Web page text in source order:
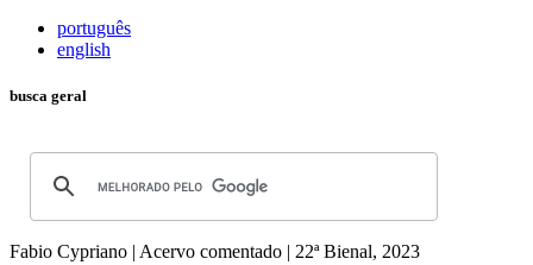
português
english
busca geral
Fabio Cypriano | Acervo comentado | 22ª Bienal, 2023